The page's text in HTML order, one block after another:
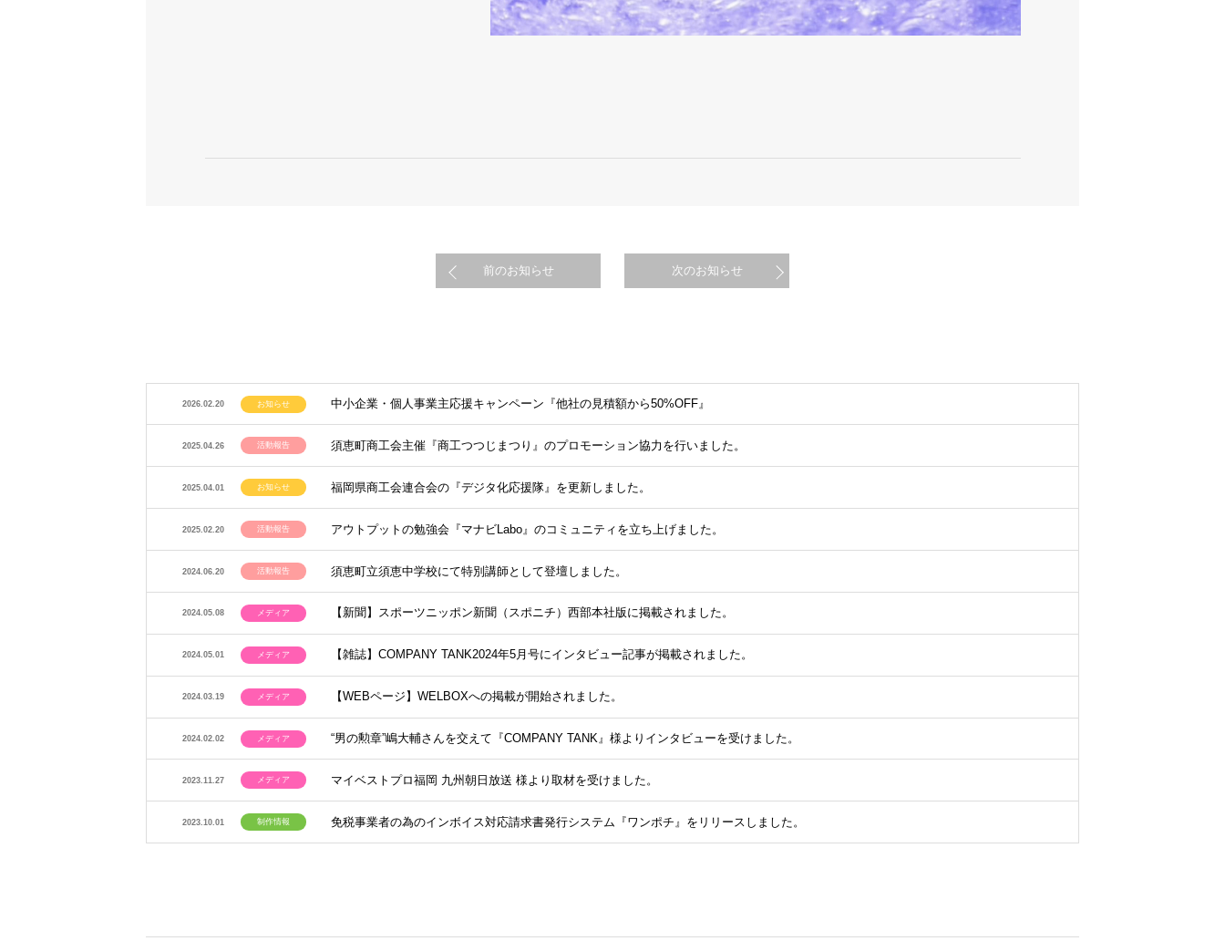
前のお知らせ 次のお知らせ
2026.02.20 お知らせ 中小企業・個人事業主応援キャンペーン『他社の見積額から50%OFF』
2025.04.26 活動報告 須恵町商工会主催『商工つつじまつり』のプロモーション協力を行いました。
2025.04.01 お知らせ 福岡県商工会連合会の『デジタ化応援隊』を更新しました。
2025.02.20 活動報告 アウトプットの勉強会『マナビLabo』のコミュニティを立ち上げました。
2024.06.20 活動報告 須恵町立須恵中学校にて特別講師として登壇しました。
2024.05.08 メディア 【新聞】スポーツニッポン新聞（スポニチ）西部本社版に掲載されました。
2024.05.01 メディア 【雑誌】COMPANY TANK2024年5月号にインタビュー記事が掲載されました。
2024.03.19 メディア 【WEBページ】WELBOXへの掲載が開始されました。
2024.02.02 メディア “男の勲章”嶋大輔さんを交えて『COMPANY TANK』様よりインタビューを受けました。
2023.11.27 メディア マイベストプロ福岡 九州朝日放送 様より取材を受けました。
2023.10.01 制作情報 免税事業者の為のインボイス対応請求書発行システム『ワンポチ』をリリースしました。